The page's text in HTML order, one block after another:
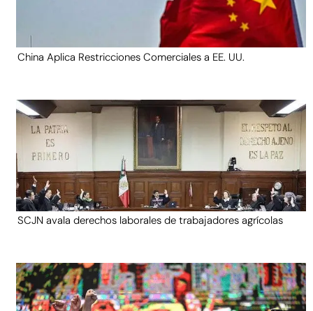
China Aplica Restricciones Comerciales a EE. UU.
SCJN avala derechos laborales de trabajadores agrícolas